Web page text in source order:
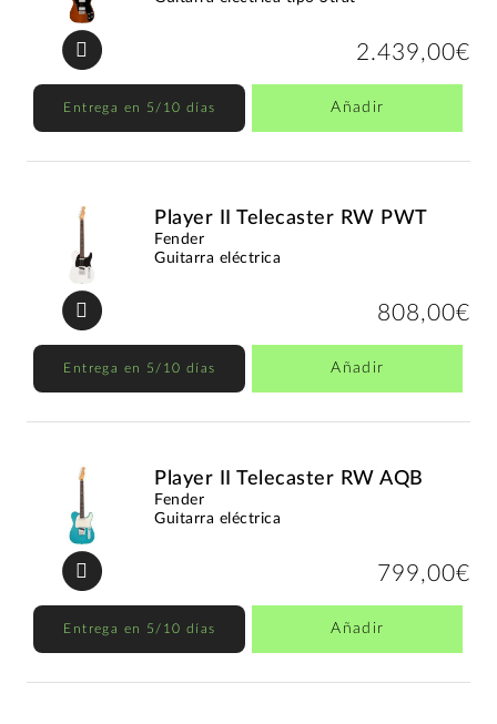
2.439,00€
Entrega en 5/10 días Añadir
Player II Telecaster RW PWT
Fender
Guitarra eléctrica
808,00€
Entrega en 5/10 días Añadir
Player II Telecaster RW AQB
Fender
Guitarra eléctrica
799,00€
Entrega en 5/10 días Añadir